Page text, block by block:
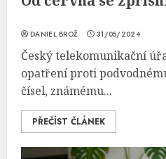
DANIEL BROŽ 31/05/2024
Český telekomunikační
opatření proti
čísel, známému...
PŘEČÍST ČLÁNEK